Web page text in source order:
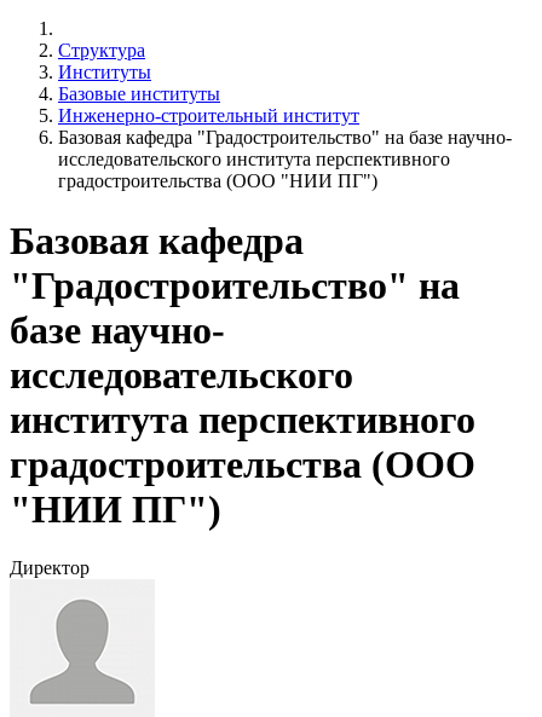
Структура
Институты
Базовые институты
Инженерно-строительный институт
Базовая кафедра "Градостроительство" на базе научно-
исследовательского института перспективного
градостроительства (ООО "НИИ ПГ")
Базовая кафедра
"Градостроительство" на
базе научно-
исследовательского
института перспективного
градостроительства (ООО
"НИИ ПГ")
Директор